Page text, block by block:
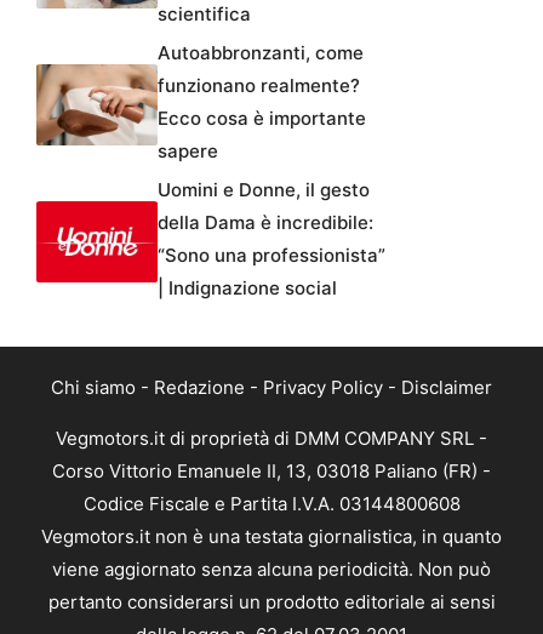
scientifica
Autoabbronzanti, come
funzionano realmente?
Ecco cosa è importante
sapere
Uomini e Donne, il gesto
della Dama è incredibile:
“Sono una professionista”
| Indignazione social
Chi siamo - Redazione - Privacy Policy - Disclaimer
Vegmotors.it di proprietà di DMM COMPANY SRL -
Corso Vittorio Emanuele II, 13, 03018 Paliano (FR) -
Codice Fiscale e Partita I.V.A. 03144800608
Vegmotors.it non è una testata giornalistica, in quanto
viene aggiornato senza alcuna periodicità. Non può
pertanto considerarsi un prodotto editoriale ai sensi